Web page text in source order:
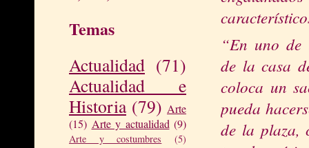
Temas
Actualidad (71)
Actualidad e
Historia (79) Arte
(15) Arte y actualidad (9)
Arte y costumbres (5)
“En uno de
de la casa
coloca un
pueda
de la plaza,